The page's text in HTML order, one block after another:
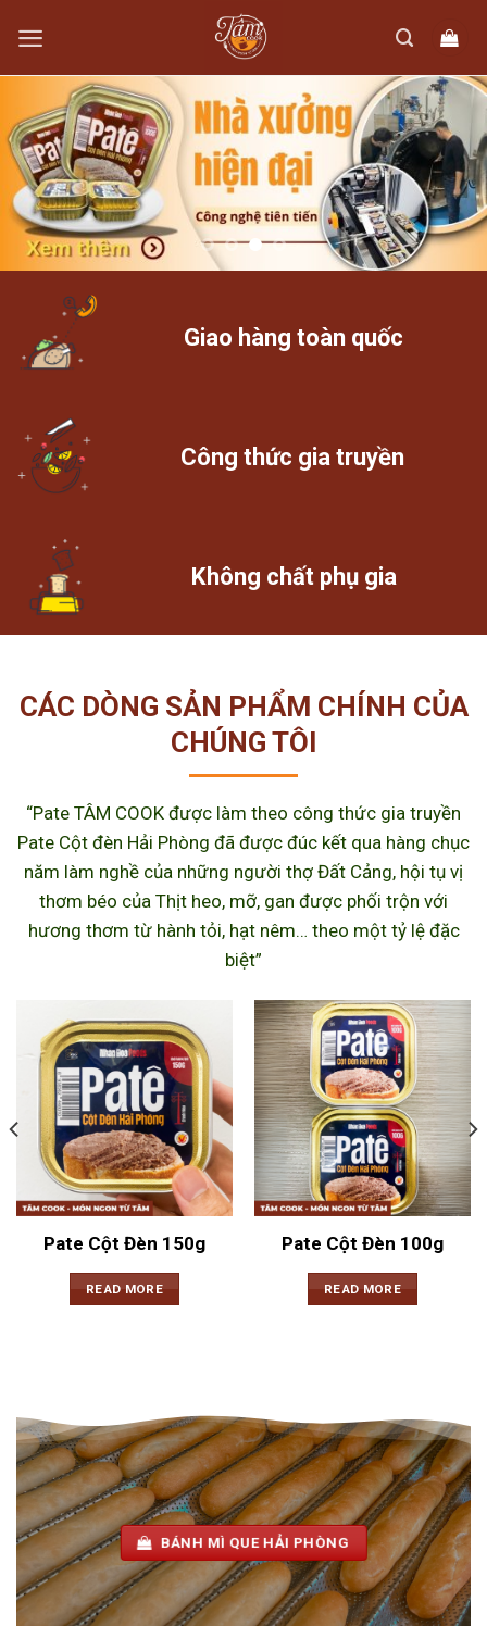
content
Giao hàng toàn quốc
Công thức gia truyền
Không chất phụ gia
CÁC DÒNG SẢN PHẨM CHÍNH CỦA
CHÚNG TÔI
“Pate TÂM COOK được làm theo công thức gia truyền
Pate Cột đèn Hải Phòng đã được đúc kết qua hàng chục
năm làm nghề của những người thợ Đất Cảng, hội tụ vị
thơm béo của Thịt heo, mỡ, gan được phối trộn với
hương thơm từ hành tỏi, hạt nêm… theo một tỷ lệ đặc
biệt”
Pate Cột Đèn 150g
READ MORE
Pate Cột Đèn 100g
READ MORE
BÁNH MÌ QUE HẢI PHÒNG